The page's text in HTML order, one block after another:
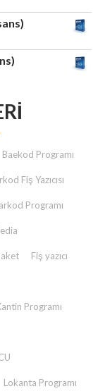
Baekod Programı
Fiş Yazıcısı
Programı
Fiş yazıcı
Programı
Lokanta Programı